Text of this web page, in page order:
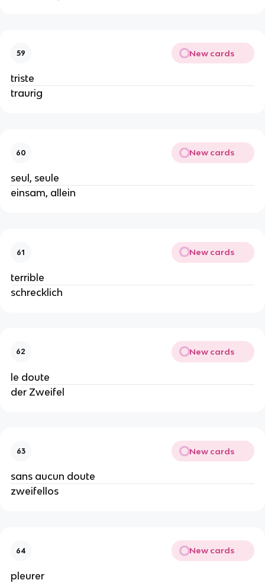
59 New cards
triste
traurig
60 New cards
seul, seule
einsam, allein
61 New cards
terrible
schrecklich
62 New cards
le doute
der Zweifel
63 New cards
sans aucun doute
zweifellos
64 New cards
pleurer